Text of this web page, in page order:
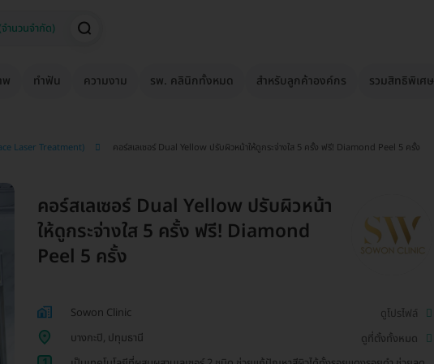
พ ทำฟัน ความงาม รพ. คลินิกทั้งหมด สำหรับลูกค้าองค์กร รวมสิทธิพิเศษ
Laser Treatment) คอร์สเลเซอร์ Dual Yellow ปรับผิวหน้าให้ดูกระจ่างใส 5 ครั้ง ฟรี! Diamond Peel 5 ครั้ง
คอร์สเลเซอร์ Dual Yellow ปรับผิวหน้า
ให้ดูกระจ่างใส 5 ครั้ง ฟรี! Diamond
Peel 5 ครั้ง
Sowon Clinic
ดูโปรไฟล์
บางกะปิ, ปทุมธานี
ดูที่ตั้งทั้งหมด